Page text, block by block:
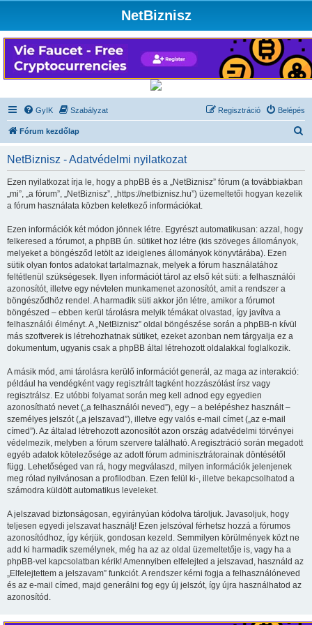
NetBiznisz
GyIK Szabályzat Belépés
Regisztráció
Fórum kezdőlap
NetBiznisz - Adatvédelmi nyilatkozat
Ezen nyilatkozat írja le, hogy a phpBB és a „NetBiznisz” fórum (a továbbiakban
„mi”, „a fórum”, „NetBiznisz”, „https://netbiznisz.hu”) üzemeltetői hogyan kezelik
a fórum használata közben keletkező információkat.
Ezen információk két módon jönnek létre. Egyrészt automatikusan: azzal, hogy
felkeresed a fórumot, a phpBB ún. sütiket hoz létre (kis szöveges állományok,
melyeket a böngésződ letölt az ideiglenes állományok könyvtárába). Ezen
sütik olyan fontos adatokat tartalmaznak, melyek a fórum használatához
feltétlenül szükségesek. Ilyen információt tárol az első két süti: a felhasználói
azonosítót, illetve egy névtelen munkamenet azonosítót, amit a rendszer a
böngésződhöz rendel. A harmadik süti akkor jön létre, amikor a fórumot
böngészed – ebben kerül tárolásra melyik témákat olvastad, így javítva a
felhasználói élményt. A „NetBiznisz” oldal böngészése során a phpBB-n kívül
más szoftverek is létrehozhatnak sütiket, ezeket azonban nem tárgyalja ez a
dokumentum, ugyanis csak a phpBB által létrehozott oldalakkal foglalkozik.
A másik mód, ami tárolásra kerülő információt generál, az maga az interakció:
például ha vendégként vagy regisztrált tagként hozzászólást írsz vagy
regisztrálsz. Ez utóbbi folyamat során meg kell adnod egy egyedien
azonosítható nevet („a felhasználói neved”), egy – a belépéshez használt –
személyes jelszót („a jelszavad”), illetve egy valós e-mail címet („az e-mail
címed”). Az általad létrehozott azonosítót azon ország adatvédelmi törvényei
védelmezik, melyben a fórum szervere található. A regisztráció során megadott
egyéb adatok kötelezősége az adott fórum adminisztrátorainak döntésétől
függ. Lehetőséged van rá, hogy megválaszd, milyen információk jelenjenek
meg rólad nyilvánosan a profilodban. Ezen felül ki-, illetve bekapcsolhatod a
számodra küldött automatikus leveleket.
A jelszavad biztonságosan, egyirányúan kódolva tároljuk. Javasoljuk, hogy
teljesen egyedi jelszavat használj! Ezen jelszóval férhetsz hozzá a fórumos
azonosítódhoz, így kérjük, gondosan kezeld. Semmilyen körülmények közt ne
add ki harmadik személynek, még ha az az oldal üzemeltetője is, vagy ha a
phpBB-vel kapcsolatban kérik! Amennyiben elfelejted a jelszavad, használd az
„Elfelejtettem a jelszavam” funkciót. A rendszer kérni fogja a felhasználóneved
és az e-mail címed, majd generálni fog egy új jelszót, így újra használhatod az
azonosítód.